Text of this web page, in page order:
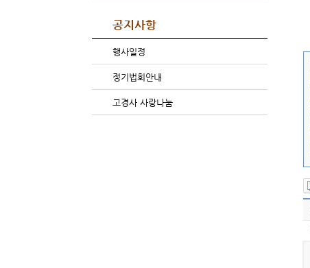
공지사항
행사일정
정기법회안내
고경사 사랑나눔